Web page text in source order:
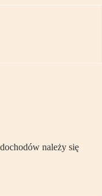
należy się